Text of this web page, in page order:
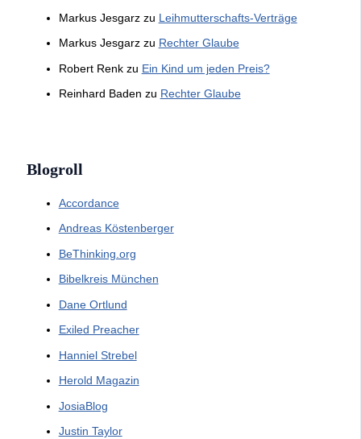
Markus Jesgarzzu Leihmutterschafts-Verträge
Markus Jesgarzzu Rechter Glaube
Robert Renkzu Ein Kind um jeden Preis?
Reinhard Baden zu Rechter Glaube
Blogroll
Accordance
Andreas Köstenberger
BeThinking.org
Bibelkreis München
Dane Ortlund
Exiled Preacher
Hanniel Strebel
Herold Magazin
JosiaBlog
Justin Taylor